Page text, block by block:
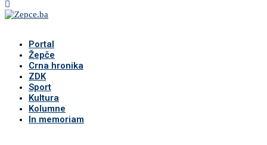
Portal
Žepče
Crna hronika
ZDK
Sport
Kultura
Kolumne
In memoriam